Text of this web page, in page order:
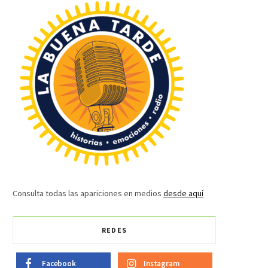
Consulta todas las apariciones en medios desde aquí
REDES
Facebook Instagram